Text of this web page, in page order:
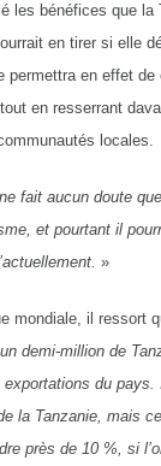
les bénéfices que la
en tirer si elle
permettra en effet de
en resserrant
locales.
fait aucun doute
et pourtant il
»
mondiale, il ressort
demi-million de
du pays.
la Tanzanie, mais
près de 10 %, si